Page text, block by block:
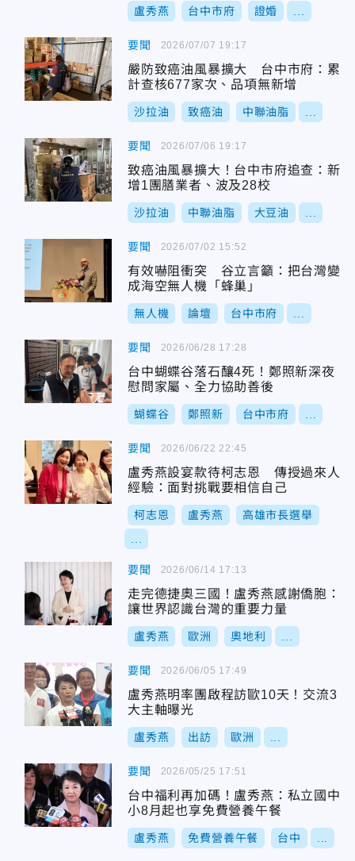
盧秀燕 台中市府 證婚
要聞
嚴防致癌油風暴擴大 台中市府：累
計查核677家次、品項無新增
沙拉油 致癌油 中聯油脂
2026/07/07 19:17
要聞
致癌油風暴擴大！台中市府追查：新
增1團膳業者、波及28校
沙拉油 中聯油脂 大豆油
2026/07/06 19:17
要聞
有效嚇阻衝突 谷立言籲：把台灣變
成海空無人機「蜂巢」
無人機 論壇 台中市府
2026/07/02 15:52
要聞
台中蝴蝶谷落石釀4死！鄭照新深夜
慰問家屬、全力協助善後
蝴蝶谷 鄭照新 台中市府
2026/06/28 17:28
要聞
盧秀燕設宴款待柯志恩 傳授過來人
經驗：面對挑戰要相信自己
柯志恩 盧秀燕 高雄市長選舉
2026/06/22 22:45
要聞
走完德捷奧三國！盧秀燕感謝僑胞：
讓世界認識台灣的重要力量
盧秀燕 歐洲 奧地利
2026/06/14 17:13
要聞
盧秀燕明率團啟程訪歐10天！交流3
大主軸曝光
盧秀燕 出訪 歐洲
2026/06/05 17:49
要聞
台中福利再加碼！盧秀燕：私立國中
小8月起也享免費營養午餐
盧秀燕 免費營養午餐 台中
2026/05/25 17:51